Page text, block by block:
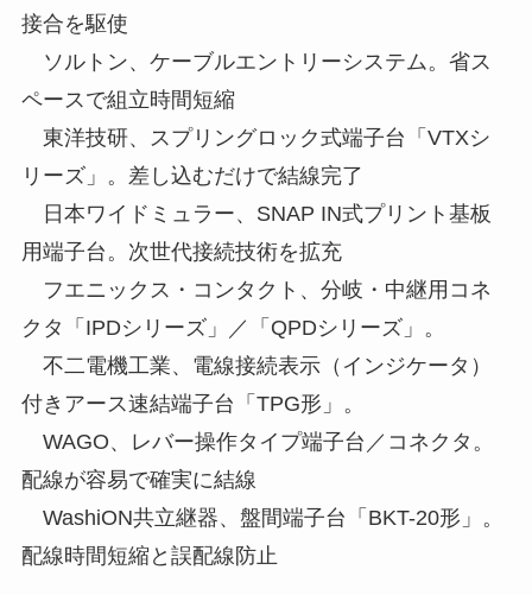
接合を駆使
ソルトン、ケーブルエントリーシステム。省ス
ペースで組立時間短縮
東洋技研、スプリングロック式端子台「VTXシ
リーズ」。差し込むだけで結線完了
日本ワイドミュラー、SNAP IN式プリント基板
用端子台。次世代接続技術を拡充
フエニックス・コンタクト、分岐・中継用コネ
クタ「IPDシリーズ」／「QPDシリーズ」。
不二電機工業、電線接続表示（インジケータ）
付きアース速結端子台「TPG形」。
WAGO、レバー操作タイプ端子台／コネクタ。
配線が容易で確実に結線
WashiON共立継器、盤間端子台「BKT-20形」。
配線時間短縮と誤配線防止